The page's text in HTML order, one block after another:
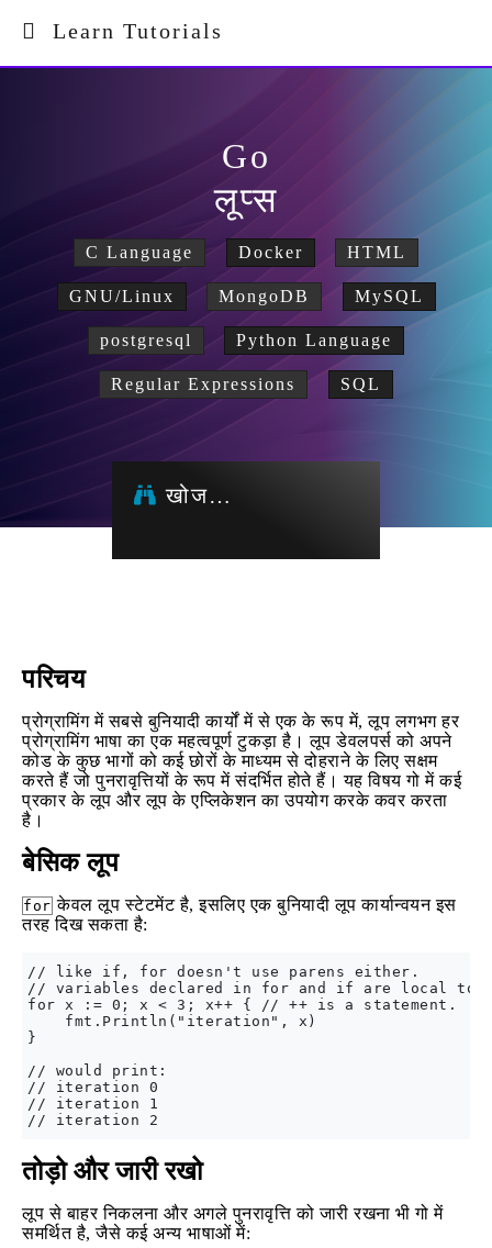
Learn Tutorials
Go
लूप्स
C Language Docker HTML
GNU/Linux MongoDB MySQL
postgresql Python Language
Regular Expressions SQL
खोज…
परिचय
प्रोग्रामिंग में सबसे बुनियादी कार्यों में से एक के रूप में, लूप लगभग हर
प्रोग्रामिंग भाषा का एक महत्वपूर्ण टुकड़ा है। लूप डेवलपर्स को अपने
कोड के कुछ भागों को कई छोरों के माध्यम से दोहराने के लिए सक्षम
करते हैं जो पुनरावृत्तियों के रूप में संदर्भित होते हैं। यह विषय गो में कई
प्रकार के लूप और लूप के एप्लिकेशन का उपयोग करके कवर करता
है।
बेसिक लूप
for केवल लूप स्टेटमेंट है, इसलिए एक बुनियादी लूप कार्यान्वयन इस
तरह दिख सकता है:
// like if, for doesn't use parens either.
// variables declared in for and if are local to
for x := 0; x < 3; x++ { // ++ is a statement.
    fmt.Println("iteration", x)
}
// would print:
// iteration 0
// iteration 1
तोड़ो और जारी रखो
लूप से बाहर निकलना और अगले पुनरावृत्ति को जारी रखना भी गो में
समर्थित है, जैसे कई अन्य भाषाओं में: